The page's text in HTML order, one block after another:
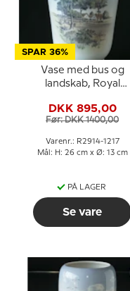
SPAR 36%
Vase med bus og
landskab, Royal
1217
DKK 895,00
Før: DKK 1400,00
Varenr.: R2914-1217
Mål: H: 26 cm x Ø: 13 cm
PÅ LAGER
Se vare